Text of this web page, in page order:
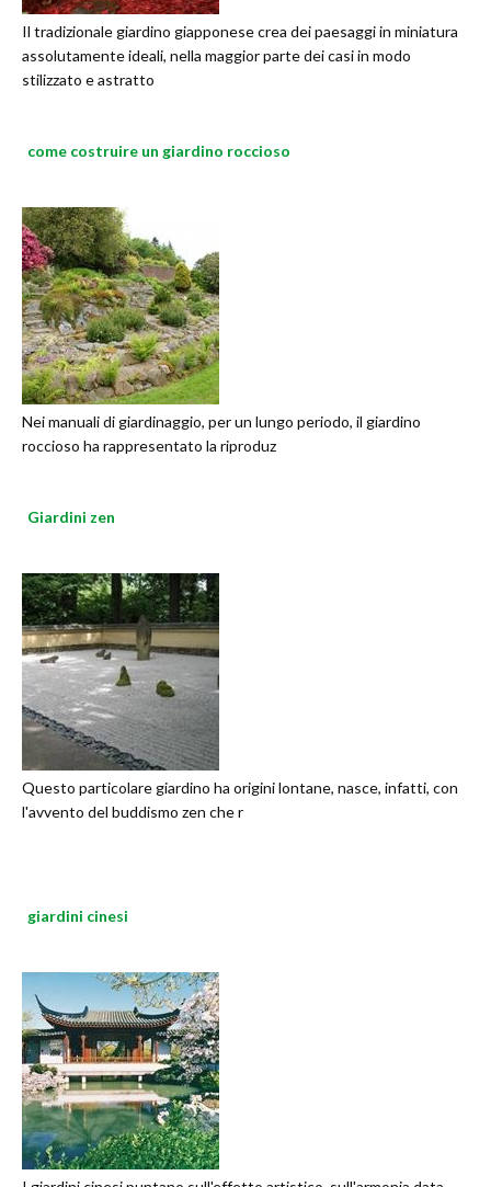
Il tradizionale giardino giapponese crea dei paesaggi in miniatura
assolutamente ideali, nella maggior parte dei casi in modo
stilizzato e astratto
come costruire un giardino roccioso
Nei manuali di giardinaggio, per un lungo periodo, il giardino
roccioso ha rappresentato la riproduz
Giardini zen
Questo particolare giardino ha origini lontane, nasce, infatti, con
l'avvento del buddismo zen che r
giardini cinesi